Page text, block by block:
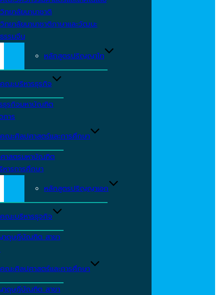
วิทยาลัยนานาชาติ
วิทยาลัยนานาชาติภาษาและวัฒนะ
ธรรมจีน
หลักสูตรปริญญาโท
คณะบริหารธุรกิจ
ธุรกิจมหาบัณฑิต
การ
คณะศิลปศาสตร์และการศึกษา
าสตรมหาบัณฑิต
หารการศึกษา
หลักสูตรปริญญาเอก
คณะบริหารธุจกิจ
ดุษฎีบัณฑิต สาขา
คณะศิลปศาสตร์และการศึกษา
ดุษฎีบัณฑิต สาขา